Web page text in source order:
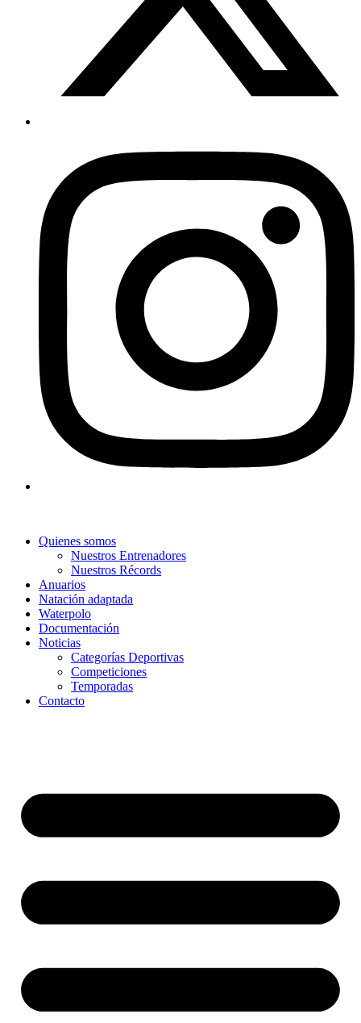
Quienes somos
Nuestros Entrenadores
Nuestros Récords
Anuarios
Natación adaptada
Waterpolo
Documentación
Noticias
Categorías Deportivas
Competiciones
Temporadas
Contacto